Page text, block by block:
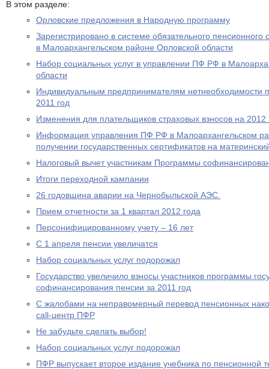
В этом разделе:
Орловские предложения в Народную программу
Зарегистрировано в системе обязательного
в Малоархангельском районе Орловской области
Набор социальных услуг в управлении ПФ РФ в
области
Индивидуальным предпринимателям нетнеобходимости
2011 год
Изменения для плательщиков страховых взносов на 2012
Информация управления ПФ РФ в Малоархангельском
получении государственных сертификатов на
Налоговый вычет участникам Программы
Итоги переходной кампании
26 годовщина аварии на Чернобыльской АЭС.
Прием отчетности за 1 квартал 2012 года
Персонифицированному учету – 16 лет
С 1 апреля пенсии увеличатся
Набор социальных услуг подорожал
Государство увеличило взносы участников программы
софинансирования пенсии за 2011 год
С жалобами на неправомерный перевод пенсионных
call-центр ПФР
Не забудьте сделать выбор!
Набор социальных услуг подорожал
ПФР выпускает второе издание учебника по пенсионной